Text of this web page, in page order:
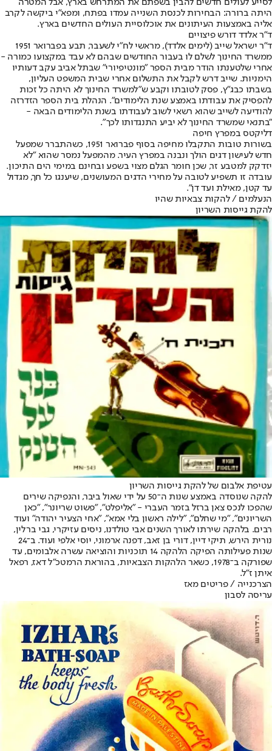
לסייע לעולים חדשים להבין בשפתם את המתרחש בארץ, אבל המטרה
היתה ברורה: הבחירות לכנסת השנייה עמדו בפתח, ומפא"י ביקשה לקרב
אליה באמצעות העיתונים את אוכלוסיית העולים החדשים בארץ.
ד"ר אלדד דורש פיצויים
ד"ר ישראל שייב (לימים אלדד), מראשי לח"י לשעבר, תבע בפברואר 1951
ממשרד החינוך לשלם לו בעבור החודשים שבהם לא עבד במקצועו כמורה -
אחרי שלטענתו הודר מבית הספר "מונטיפיורי" שבתל אביב עקב דעותיו
הימניות. שייב דרש לקבל את התשלום אחרי שבית המשפט העליון,
בשבתו כבג"ץ, פסק לטובתו וקבע ש"למשרד החינוך לא היתה כל זכות
להפסיק את עבודתו באמצע שנת הלימודים". הנהלת בית הספר הזדרזה
להודיעה לשייב שהוא רשאי לשוב לעבודתו בשנת הלימודים הבאה -
"בתנאי שמשרד החינוך לא יביע התנגדותו לכך".
דליקטס במפרץ חיפה
בשורות טובות התקבלו מחיפה בסוף פברואר 1951, כשהתברר שמפעל
חדש לעישון דגים הולך ונבנה במפרץ העיר. מהמפעל נמסר שהוא "לא
יזדקק למטבע זר, שכן חומר הגלם מצוי בשפע ובחינם במימי הים התיכון.
עובדה זו תשפיע לטובה על מחירי הדגים המעושנים, שיענגו כל חך, מגדול
עד קטן, מאילת ועד דן".
הנעלמים / להקות צבאיות שהיו
להקת גייסות השריון
עטיפת אלבום של להקת גייסות השריון
להקה שנוסדה באמצע שנות ה־50 על ידי שאול ביבר, והנפיקה שירים
שהפכו לנכס צאן ברזל בזמר העברי - "אליפלט", "פשוט שריונר", "כאן
השריונים", "מי שחלם", "לילה ראשון בלי אמא", "אחי הצעיר יהודה" ועוד
רבים. בלהקה שירתו לאורך השנים אבי טולדנו, ניסים עזיקרי, גבי ברלין,
נורית הירש, תיקי דיין, דורי בן זאב, דפנה ארמוני, יוסי אלפי ועוד. ב־24
שנות פעילותה הפיקה הלהקה 14 תוכניות והוציאה עשרה אלבומים, עד
שפורקה ב־1978, כשאר הלהקות הצבאיות, בהוראת הרמטכ"ל דאז, רפאל
איתן ז"ל.
הצרכנייה / פריטים מאז
עריסה לסבון